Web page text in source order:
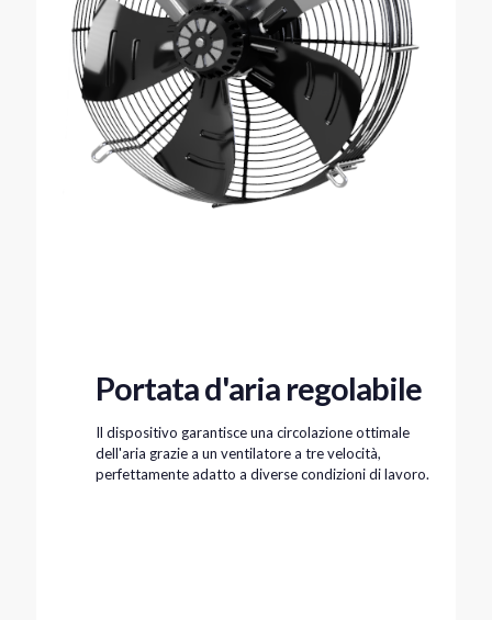
Portata d'aria regolabile
Il dispositivo garantisce una circolazione ottimale
dell'aria grazie a un ventilatore a tre velocità,
perfettamente adatto a diverse condizioni di lavoro.